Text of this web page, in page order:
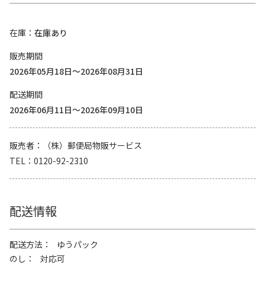
在庫
在庫あり
販売期間
2026年05月18日～2026年08月31日
配送期間
2026年06月11日～2026年09月10日
販売者
（株）郵便局物販サービス
TEL
0120-92-2310
配送情報
配送方法
ゆうパック
のし
対応可